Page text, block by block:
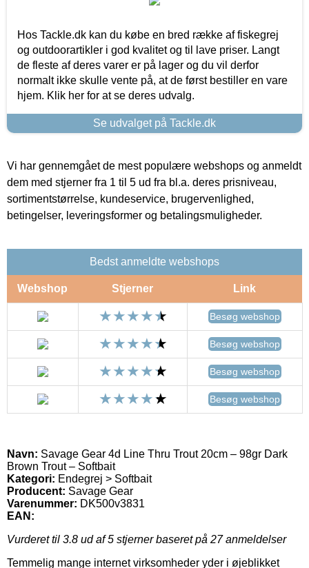
Hos Tackle.dk kan du købe en bred række af fiskegrej
og outdoorartikler i god kvalitet og til lave priser. Langt
de fleste af deres varer er på lager og du vil derfor
normalt ikke skulle vente på, at de først bestiller en vare
hjem. Klik her for at se deres udvalg.
Se udvalget på Tackle.dk
Vi har gennemgået de mest populære webshops og anmeldt
dem med stjerner fra 1 til 5 ud fra bl.a. deres prisniveau,
sortimentstørrelse, kundeservice, brugervenlighed,
betingelser, leveringsformer og betalingsmuligheder.
Bedst anmeldte webshops
Webshop Stjerner Link
Besøg webshop
Besøg webshop
Besøg webshop
Besøg webshop
Navn: Savage Gear 4d Line Thru Trout 20cm – 98gr Dark
Brown Trout – Softbait
Kategori: Endegrej > Softbait
Producent: Savage Gear
Varenummer: DK500v3831
EAN:
Vurderet til 3.8 ud af 5 stjerner baseret på 27anmeldelser
Temmelig mange internet virksomheder yder i øjeblikket